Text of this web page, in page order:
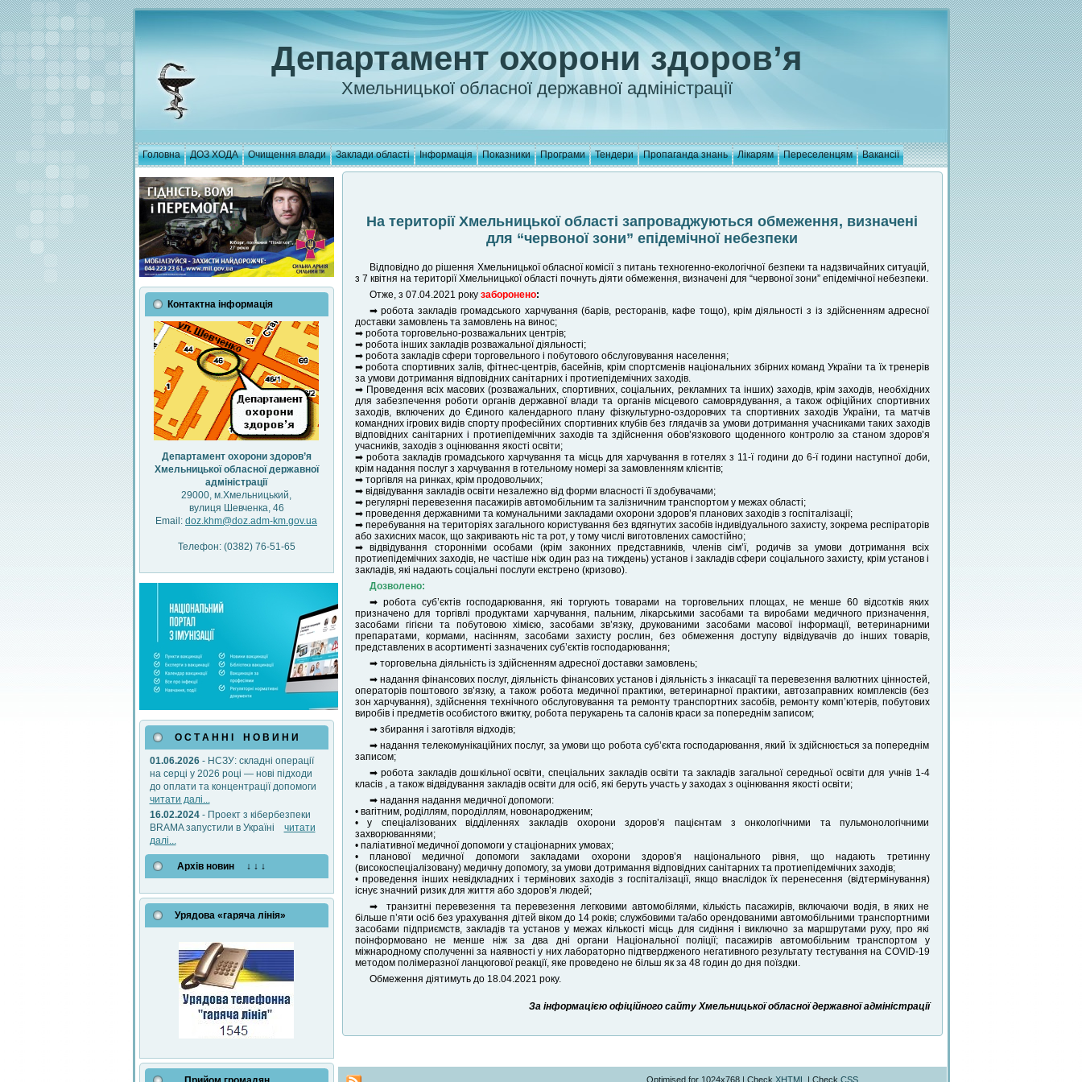
Департамент охорони здоров’я
Хмельницької обласної державної адміністрації
Головна ДОЗ ХОДА Очищення влади Заклади області Інформація Показники Програми Тендери Пропаганда знань Лікарям Переселенцям Вакансії
Контактна інформація
Департамент охорони здоров’я
Хмельницької обласної державної
адміністрації
29000, м.Хмельницький,
вулиця Шевченка, 46
Email: doz.khm@doz.adm-km.gov.ua
Телефон: (0382) 76-51-65
О С Т А Н Н І Н О В И Н И
01.06.2026- НСЗУ: складні операції
на серці у 2026 році — нові підходи
до оплати та концентрації допомоги
читати далі...
16.02.2024- Проект з кібербезпеки
BRAMA запустили в Україні читати
далі...
Архів новин ↓ ↓ ↓
Урядова «гаряча лінія»
На території Хмельницької області запроваджуються обмеження, визначені
для “червоної зони” епідемічної небезпеки
Відповідно до рішення Хмельницької обласної комісії з питань техногенно-екологічної безпеки та надзвичайних ситуацій,
з 7 квітня на території Хмельницької області почнуть діяти обмеження, визначені для “червоної зони” епідемічної небезпеки.
Отже, з 07.04.2021 року заборонено:
➡ робота закладів громадського харчування (барів, ресторанів, кафе тощо), крім діяльності з із здійсненням адресної
доставки замовлень та замовлень на винос;
➡ робота торговельно-розважальних центрів;
➡ робота інших закладів розважальної діяльності;
➡ робота закладів сфери торговельного і побутового обслуговування населення;
➡ робота спортивних залів, фітнес-центрів, басейнів, крім спортсменів національних збірних команд України та їх тренерів
за умови дотримання відповідних санітарних і протиепідемічних заходів.
➡ Проведення всіх масових (розважальних, спортивних, соціальних, рекламних та інших) заходів, крім заходів, необхідних
для забезпечення роботи органів державної влади та органів місцевого самоврядування, а також офіційних спортивних
заходів, включених до Єдиного календарного плану фізкультурно-оздоровчих та спортивних заходів України, та матчів
командних ігрових видів спорту професійних спортивних клубів без глядачів за умови дотримання учасниками таких заходів
відповідних санітарних і протиепідемічних заходів та здійснення обов’язкового щоденного контролю за станом здоров’я
учасників, заходів з оцінювання якості освіти;
➡ робота закладів громадського харчування та місць для харчування в готелях з 11-ї години до 6-ї години наступної доби,
крім надання послуг з харчування в готельному номері за замовленням клієнтів;
➡ торгівля на ринках, крім продовольчих;
➡ відвідування закладів освіти незалежно від форми власності її здобувачами;
➡ регулярні перевезення пасажирів автомобільним та залізничним транспортом у межах області;
➡ проведення державними та комунальними закладами охорони здоров’я планових заходів з госпіталізації;
➡ перебування на територіях загального користування без вдягнутих засобів індивідуального захисту, зокрема респіраторів
або захисних масок, що закривають ніс та рот, у тому числі виготовлених самостійно;
➡ відвідування сторонніми особами (крім законних представників, членів сім’ї, родичів за умови дотримання всіх
протиепідемічних заходів, не частіше ніж один раз на тиждень) установ і закладів сфери соціального захисту, крім установ і
закладів, які надають соціальні послуги екстрено (кризово).
Дозволено:
➡ робота суб’єктів господарювання, які торгують товарами на торговельних площах, не менше 60 відсотків яких
призначено для торгівлі продуктами харчування, пальним, лікарськими засобами та виробами медичного призначення,
засобами гігієни та побутовою хімією, засобами зв’язку, друкованими засобами масової інформації, ветеринарними
препаратами, кормами, насінням, засобами захисту рослин, без обмеження доступу відвідувачів до інших товарів,
представлених в асортименті зазначених суб’єктів господарювання;
➡ торговельна діяльність із здійсненням адресної доставки замовлень;
➡ надання фінансових послуг, діяльність фінансових установ і діяльність з інкасації та перевезення валютних цінностей,
операторів поштового зв’язку, а також робота медичної практики, ветеринарної практики, автозаправних комплексів (без
зон харчування), здійснення технічного обслуговування та ремонту транспортних засобів, ремонту комп’ютерів, побутових
виробів і предметів особистого вжитку, робота перукарень та салонів краси за попереднім записом;
➡ збирання і заготівля відходів;
➡ надання телекомунікаційних послуг, за умови що робота суб’єкта господарювання, який їх здійснюється за попереднім
записом;
➡ робота закладів дошкільної освіти, спеціальних закладів освіти та закладів загальної середньої освіти для учнів 1-4
класів , а також відвідування закладів освіти для осіб, які беруть участь у заходах з оцінювання якості освіти;
➡ надання надання медичної допомоги:
• вагітним, роділлям, породіллям, новонародженим;
• у спеціалізованих відділеннях закладів охорони здоров’я пацієнтам з онкологічними та пульмонологічними
захворюваннями;
• паліативної медичної допомоги у стаціонарних умовах;
• планової медичної допомоги закладами охорони здоров’я національного рівня, що надають третинну
(високоспеціалізовану) медичну допомогу, за умови дотримання відповідних санітарних та протиепідемічних заходів;
• проведення інших невідкладних і термінових заходів з госпіталізації, якщо внаслідок їх перенесення (відтермінування)
існує значний ризик для життя або здоров’я людей;
➡ транзитні перевезення та перевезення легковими автомобілями, кількість пасажирів, включаючи водія, в яких не
більше п’яти осіб без урахування дітей віком до 14 років; службовими та/або орендованими автомобільними транспортними
засобами підприємств, закладів та установ у межах кількості місць для сидіння і виключно за маршрутами руху, про які
поінформовано не менше ніж за два дні органи Національної поліції; пасажирів автомобільним транспортом у
міжнародному сполученні за наявності у них лабораторно підтвердженого негативного результату тестування на COVID-19
методом полімеразної ланцюгової реакції, яке проведено не більш як за 48 годин до дня поїздки.
Обмеження діятимуть до 18.04.2021 року.
За інформацією офіційного сайту Хмельницької обласної державної адміністрації
Optimised for 1024x768 | Check XHTML | Check CSS